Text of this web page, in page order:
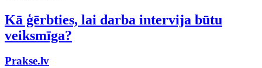
Kā ģērbties, lai darba intervija būtu
veiksmīga?
Prakse.lv